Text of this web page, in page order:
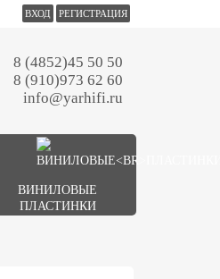
ВХОД РЕГИСТРАЦИЯ
8 (4852)45 50 50
8 (910)973 62 60
info@yarhifi.ru
ВИНИЛОВЫЕ
ПЛАСТИНКИ